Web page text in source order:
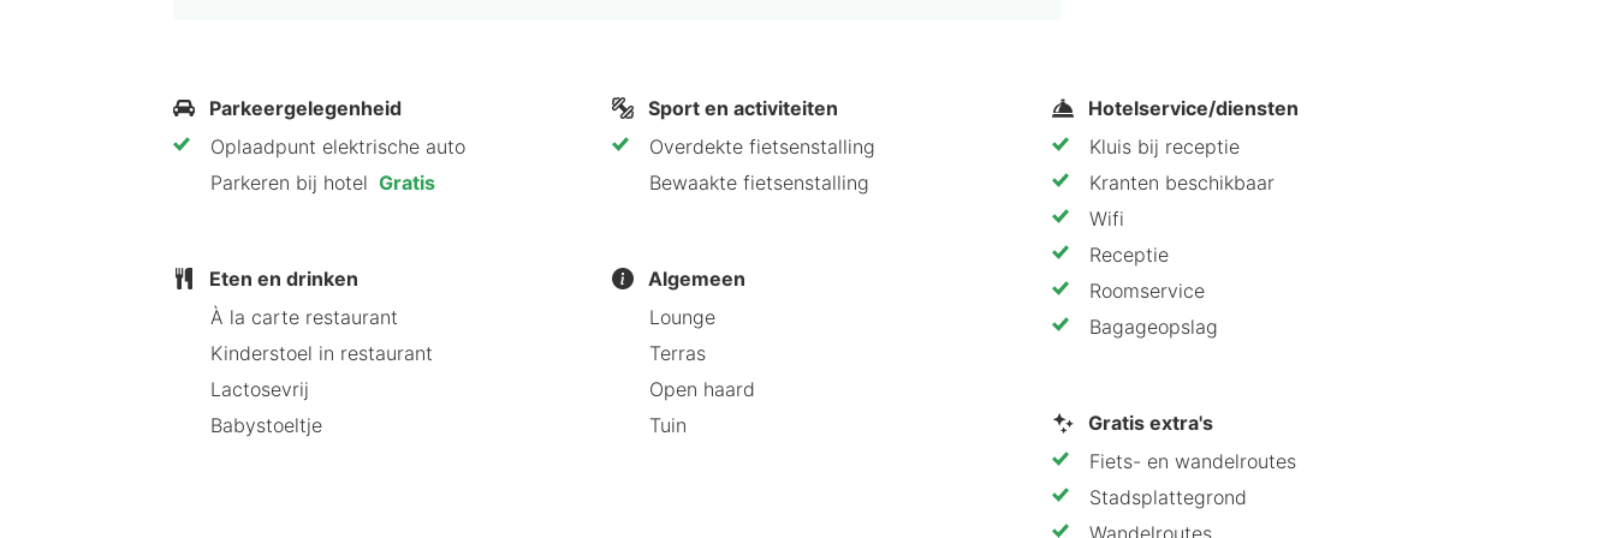
Parkeergelegenheid
Oplaadpunt elektrische auto
Parkeren bij hotel Gratis
Eten en drinken
À la carte restaurant
Kinderstoel in restaurant
Lactosevrij
Babystoeltje
Sport en activiteiten
Overdekte fietsenstalling
Bewaakte fietsenstalling
Algemeen
Lounge
Terras
Open haard
Tuin
Hotelservice/diensten
Kluis bij receptie
Kranten beschikbaar
Wifi
Receptie
Roomservice
Bagageopslag
Gratis extra's
Fiets- en wandelroutes
Stadsplattegrond